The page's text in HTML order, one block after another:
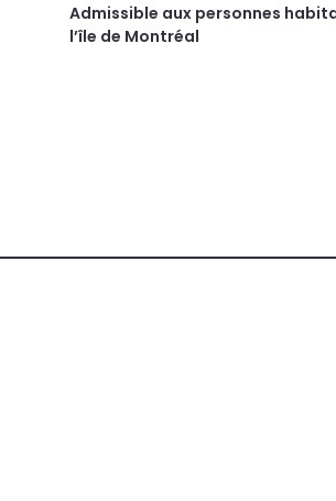
Admissible aux personnes
l’île de Montréal